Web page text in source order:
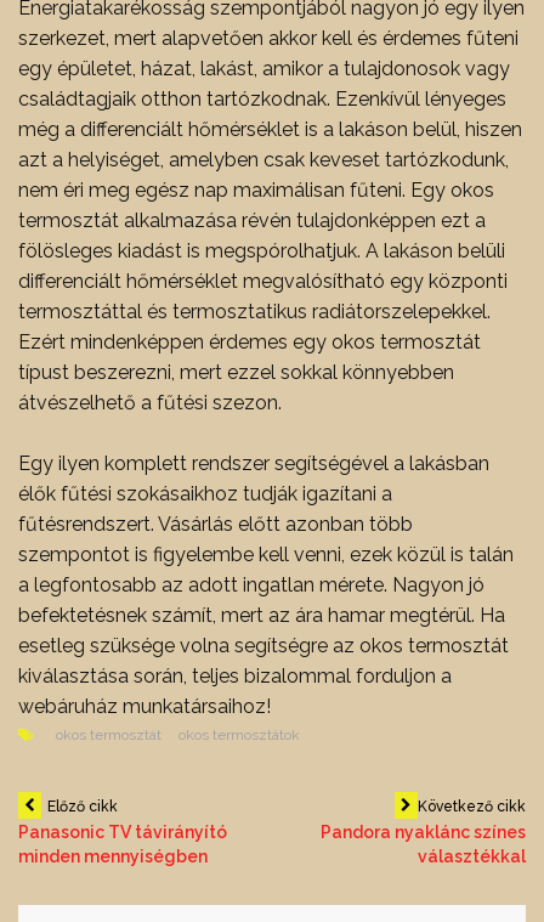
Energiatakarékosság szempontjából nagyon jó egy ilyen
szerkezet, mert alapvetően akkor kell és érdemes fűteni
egy épületet, házat, lakást, amikor a tulajdonosok vagy
családtagjaik otthon tartózkodnak. Ezenkívül lényeges
még a differenciált hőmérséklet is a lakáson belül, hiszen
azt a helyiséget, amelyben csak keveset tartózkodunk,
nem éri meg egész nap maximálisan fűteni. Egy okos
termosztát alkalmazása révén tulajdonképpen ezt a
fölösleges kiadást is megspórolhatjuk. A lakáson belüli
differenciált hőmérséklet megvalósítható egy központi
termosztáttal és termosztatikus radiátorszelepekkel.
Ezért mindenképpen érdemes egy okos termosztát
típust beszerezni, mert ezzel sokkal könnyebben
átvészelhető a fűtési szezon.
Egy ilyen komplett rendszer segítségével a lakásban
élők fűtési szokásaikhoz tudják igazítani a
fűtésrendszert. Vásárlás előtt azonban több
szempontot is figyelembe kell venni, ezek közül is talán
a legfontosabb az adott ingatlan mérete. Nagyon jó
befektetésnek számít, mert az ára hamar megtérül. Ha
esetleg szüksége volna segítségre az okos termosztát
kiválasztása során, teljes bizalommal forduljon a
webáruház munkatársaihoz!
okos termosztát okos termosztátok
Bejegyzés
navigáció
Előző cikk
Panasonic TV távirányító
minden mennyiségben
Következő cikk
Pandora nyaklánc színes
választékkal